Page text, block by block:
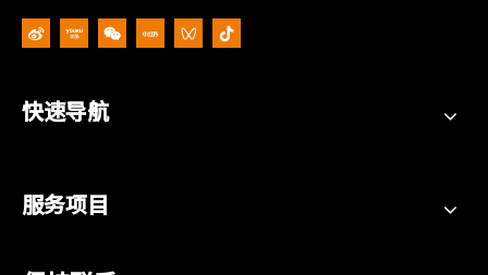
快速导航
服务项目